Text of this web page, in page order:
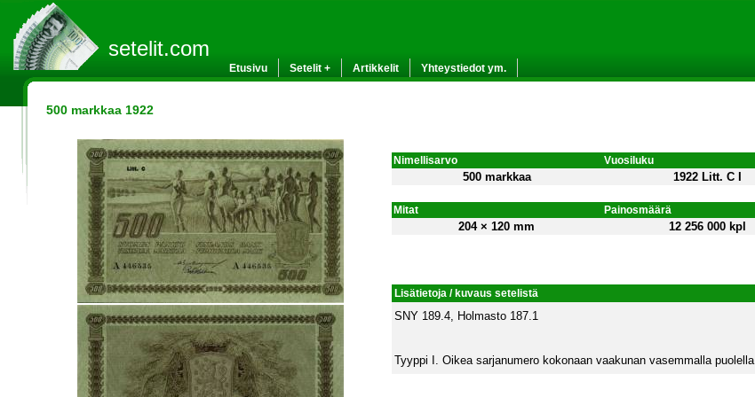
setelit.com
Etusivu Setelit + Artikkelit Yhteystiedot ym.
500 markkaa 1922
Nimellisarvo Vuosiluku
500 markkaa 1922 Litt. C I
Mitat Painosmäärä
204 × 120 mm 12 256 000 kpl
Lisätietoja / kuvaus setelistä
SNY 189.4, Holmasto 187.1
Tyyppi I. Oikea sarjanumero kokonaan vaakunan vasemmalla puolella.